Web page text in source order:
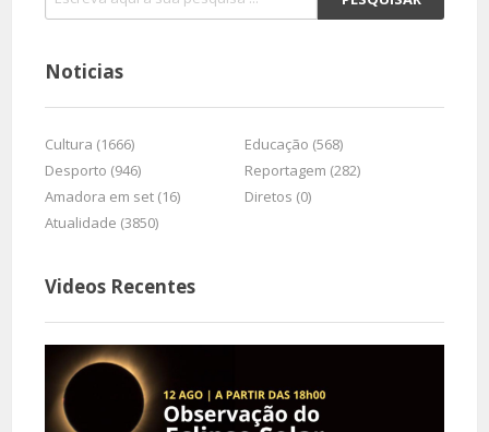
Noticias
Cultura (1666)
Educação (568)
Desporto (946)
Reportagem (282)
Amadora em set (16)
Diretos (0)
Atualidade (3850)
Videos Recentes